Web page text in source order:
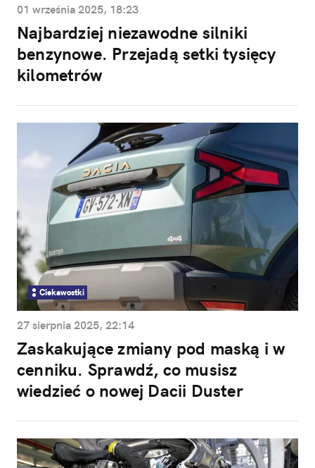
01 września 2025, 18:23
Najbardziej niezawodne silniki
benzynowe. Przejadą setki tysięcy
kilometrów
Ciekawostki
27 sierpnia 2025, 22:14
Zaskakujące zmiany pod maską i w
cenniku. Sprawdź, co musisz
wiedzieć o nowej Dacii Duster